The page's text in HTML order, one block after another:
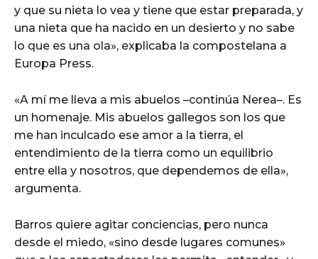
y que su nieta lo vea y tiene que estar preparada, y
una nieta que ha nacido en un desierto y no sabe
lo que es una ola», explicaba la compostelana a
Europa Press.
«A mí me lleva a mis abuelos –continúa Nerea–. Es
un homenaje. Mis abuelos gallegos son los que
me han inculcado ese amor a la tierra, el
entendimiento de la tierra como un equilibrio
entre ella y nosotros, que dependemos de ella»,
argumenta.
Barros quiere agitar conciencias, pero nunca
desde el miedo, «sino desde lugares comunes»